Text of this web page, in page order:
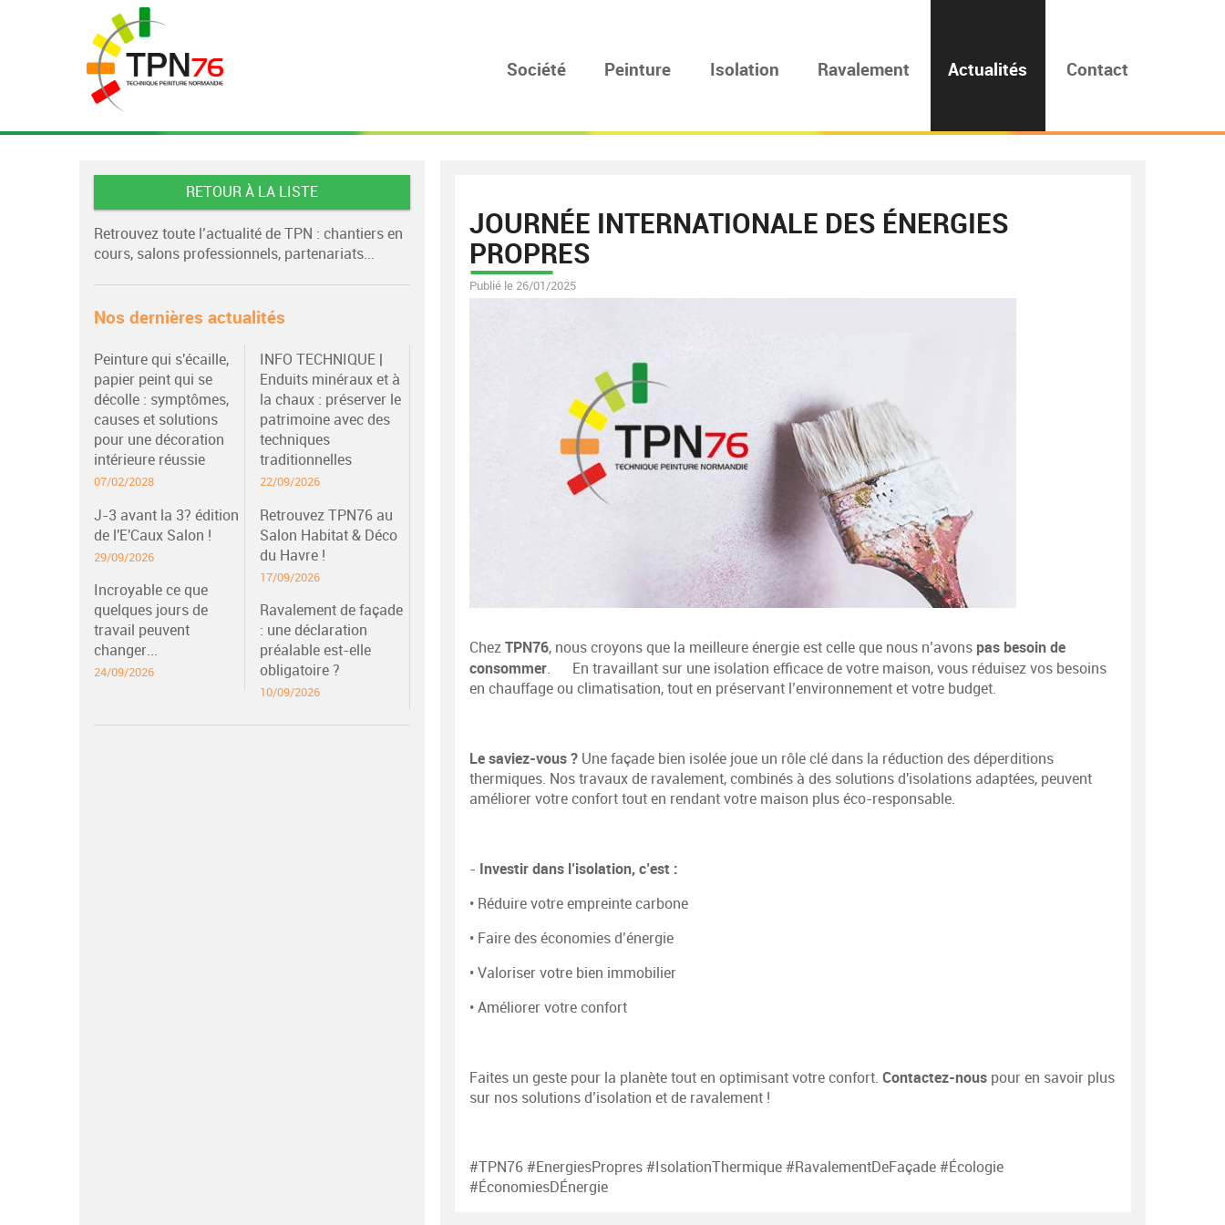
Société Peinture Isolation Ravalement Actualités Contact
RETOUR À LA LISTE
Retrouvez toute l’actualité de TPN : chantiers en
cours, salons professionnels, partenariats...
Nos dernières actualités
Peinture qui s'écaille,
papier peint qui se
décolle : symptômes,
causes et solutions
pour une décoration
intérieure réussie
07/02/2028
J-3 avant la 3? édition
de l'E'Caux Salon !
29/09/2026
Incroyable ce que
quelques jours de
travail peuvent
changer...
24/09/2026
INFO TECHNIQUE |
Enduits minéraux et à
la chaux : préserver le
patrimoine avec des
techniques
traditionnelles
22/09/2026
Retrouvez TPN76 au
Salon Habitat & Déco
du Havre !
17/09/2026
Ravalement de façade
: une déclaration
préalable est-elle
obligatoire ?
10/09/2026
JOURNÉE INTERNATIONALE DES ÉNERGIES
PROPRES
Publié le 26/01/2025
Chez TPN76, nous croyons que la meilleure énergie est celle que nous n’avons pas besoin de
consommer. En travaillant sur une isolation efficace de votre maison, vous réduisez vos besoins
en chauffage ou climatisation, tout en préservant l’environnement et votre budget.
Le saviez-vous ?Une façade bien isolée joue un rôle clé dans la réduction des déperditions
thermiques. Nos travaux de ravalement, combinés à des solutions d'isolations adaptées, peuvent
améliorer votre confort tout en rendant votre maison plus éco-responsable.
- Investir dans l’isolation, c’est :
• Réduire votre empreinte carbone
• Faire des économies d’énergie
• Valoriser votre bien immobilier
• Améliorer votre confort
Faites un geste pour la planète tout en optimisant votre confort. Contactez-nouspour en savoir plus
sur nos solutions d’isolation et de ravalement !
#TPN76 #EnergiesPropres #IsolationThermique #RavalementDeFaçade #Écologie
#ÉconomiesDÉnergie